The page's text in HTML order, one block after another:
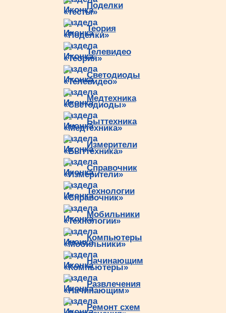
Поделки
Теория
Телевидео
Светодиоды
Медтехника
Быттехника
Измерители
Справочник
Технологии
Мобильники
Компьютеры
Начинающим
Развлечения
Ремонт схем